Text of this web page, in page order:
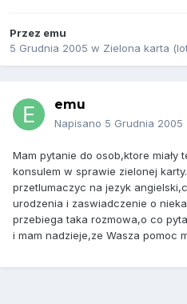
Przez emu
5 Grudnia 2005 w Zielona karta
emu
Napisano 5 Grudnia 2005
Mam pytanie do osob,ktore miały
konsulem w sprawie zielonej
przetlumaczyc na jezyk
urodzenia i zaswiadczenie o
przebiega taka rozmowa,o co
i mam nadzieje,ze Wasza pomoc